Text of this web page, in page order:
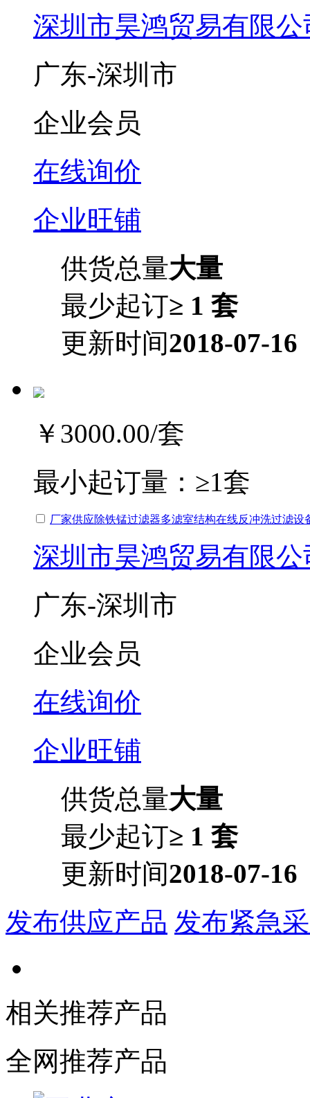
深圳市昊鸿贸易有限公
广东-深圳市
企业会员
在线询价
企业旺铺
供货总量大量
最少起订≥ 1 套
更新时间2018-07-16
￥3000.00/套
最小起订量： ≥1套
厂家供应除铁锰过滤器多滤室结构在线反冲洗过滤设
深圳市昊鸿贸易有限公
广东-深圳市
企业会员
在线询价
企业旺铺
供货总量大量
最少起订≥ 1 套
更新时间2018-07-16
发布供应产品 发布紧急
相关推荐产品
全网推荐产品